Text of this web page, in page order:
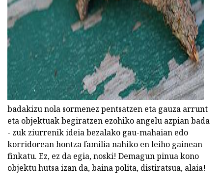
badakizu nola sormenez pentsatzen eta gauza arrunt
eta objektuak begiratzen ezohiko angelu azpian bada
- zuk ziurrenik ideia bezalako gau-mahaian edo
korridorean hontza familia nahiko en leiho gainean
finkatu. Ez, ez da egia, noski! Demagun pinua kono
objektu hutsa izan da, baina polita, distiratsua, alaia!